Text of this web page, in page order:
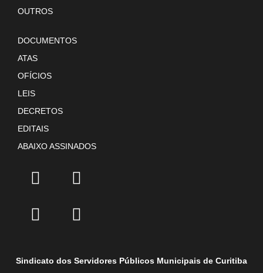
OUTROS
DOCUMENTOS
ATAS
OFÍCIOS
LEIS
DECRETOS
EDITAIS
ABAIXO ASSINADOS
Sindicato dos Servidores Públicos Municipais de Curitiba